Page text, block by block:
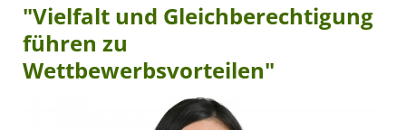
"Vielfalt und Gleichberechtigung
führen zu
Wettbewerbsvorteilen"